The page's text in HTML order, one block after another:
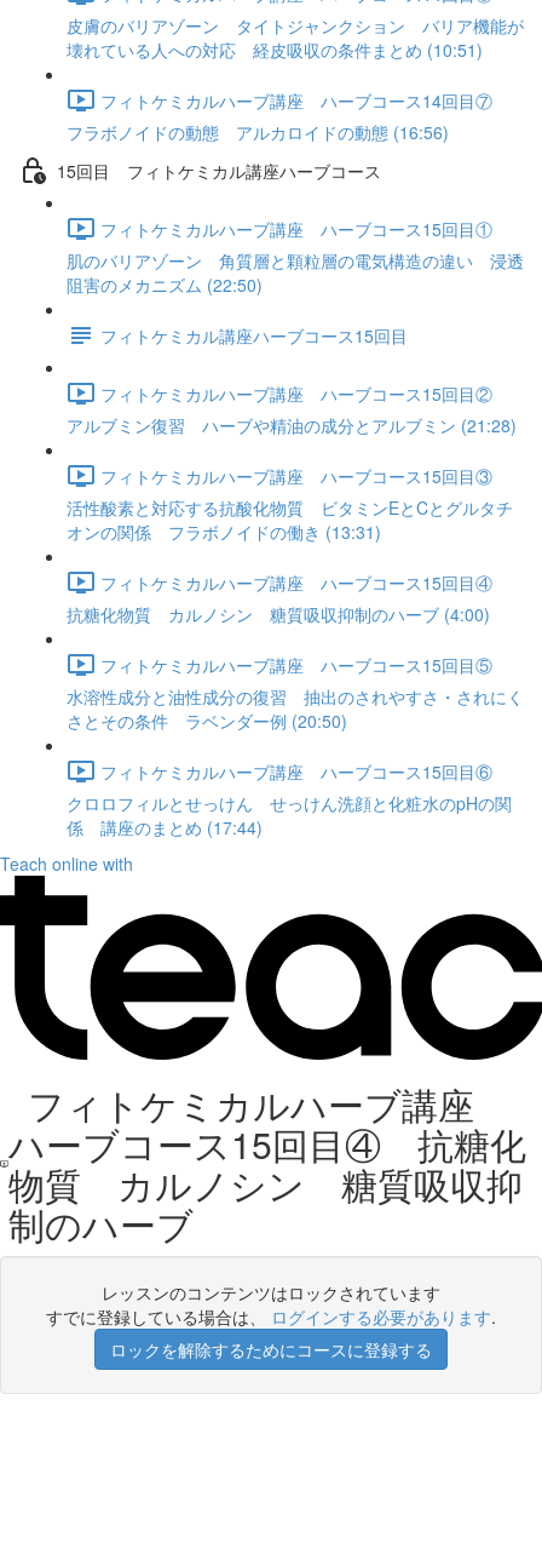
皮膚のバリアゾーン タイトジャンクション バリア機能が
壊れている人への対応 経皮吸収の条件まとめ (10:51)
フィトケミカルハーブ講座 ハーブコース14回目⑦
フラボノイドの動態 アルカロイドの動態 (16:56)
15回目 フィトケミカル講座ハーブコース
フィトケミカルハーブ講座 ハーブコース15回目①
肌のバリアゾーン 角質層と顆粒層の電気構造の違い 浸透
阻害のメカニズム (22:50)
フィトケミカル講座ハーブコース15回目
フィトケミカルハーブ講座 ハーブコース15回目②
アルブミン復習 ハーブや精油の成分とアルブミン (21:28)
フィトケミカルハーブ講座 ハーブコース15回目③
活性酸素と対応する抗酸化物質 ビタミンEとCとグルタチ
オンの関係 フラボノイドの働き (13:31)
フィトケミカルハーブ講座 ハーブコース15回目④
抗糖化物質 カルノシン 糖質吸収抑制のハーブ (4:00)
フィトケミカルハーブ講座 ハーブコース15回目⑤
水溶性成分と油性成分の復習 抽出のされやすさ・されにく
さとその条件 ラベンダー例 (20:50)
フィトケミカルハーブ講座 ハーブコース15回目⑥
クロロフィルとせっけん せっけん洗顔と化粧水のpHの関
係 講座のまとめ (17:44)
Teach online with
フィトケミカルハーブ講座
ハーブコース15回目④ 抗糖化
物質 カルノシン 糖質吸収抑
制のハーブ
レッスンのコンテンツはロックされています
すでに登録している場合は、 ログインする必要があります.
ロックを解除するためにコースに登録する